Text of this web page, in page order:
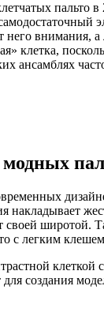
пальто
него внимания,
клетка,
ансамблях
накладывает
своей широтой.
с легким
для создания